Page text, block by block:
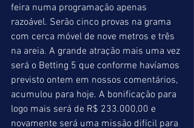
feira numa programação apenas
razoável. Serão cinco provas na grama
com cerca móvel de nove metros e três
na areia. A grande atração mais uma vez
será o Betting 5 que conforme havíamos
previsto ontem em nossos comentários,
acumulou para hoje. A bonificação para
logo mais será de R$ 233.000,00 e
novamente será uma missão difícil para